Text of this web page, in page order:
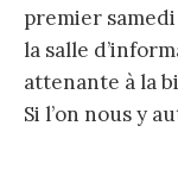
premier
la salle
attenante à la
Si l’on nous y